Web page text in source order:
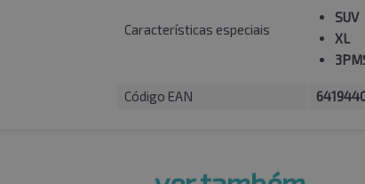
Características especiais
SUV
XL
Código EAN